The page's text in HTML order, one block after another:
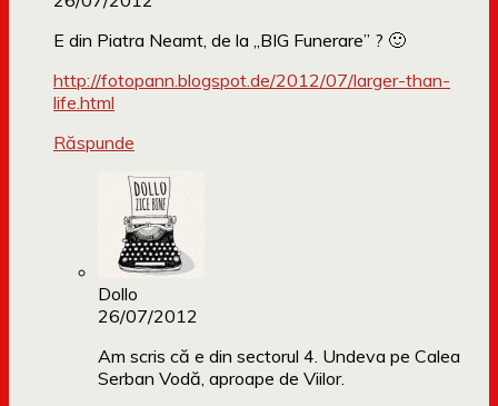
E din Piatra Neamt, de la „BIG Funerare” ? 🙂
http://fotopann.blogspot.de/2012/07/larger-than-
life.html
Răspunde
Dollo
26/07/2012
Am scris că e din sectorul 4. Undeva pe Calea
Serban Vodă, aproape de Viilor.